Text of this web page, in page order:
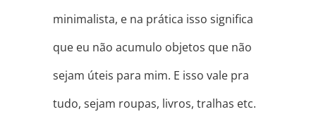
minimalista, e na prática isso significa
que eu não acumulo objetos que não
sejam úteis para mim. E isso vale pra
tudo, sejam roupas, livros, tralhas etc.